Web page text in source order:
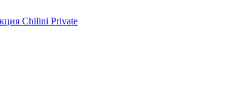
Chilini Private